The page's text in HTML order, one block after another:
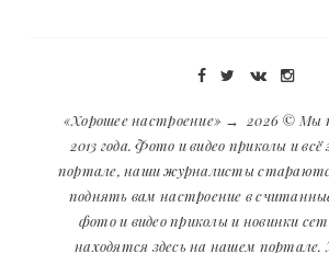
«Хорошее настроение» → 2026 © Мы
2013 года. Фото и видео приколы и
портале, наши журналисты
поднять вам настроение в
фото и видео приколы и новинки
находятся здесь на нашем портале.